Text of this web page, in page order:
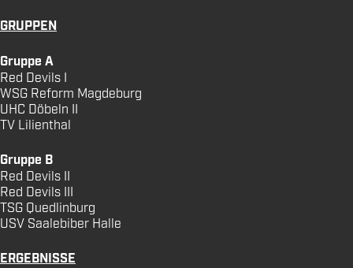
GRUPPEN
Gruppe A
Red Devils I
WSG Reform Magdeburg
UHC Döbeln II
TV Lilienthal
Gruppe B
Red Devils II
Red Devils III
TSG Quedlinburg
USV Saalebiber Halle
ERGEBNISSE